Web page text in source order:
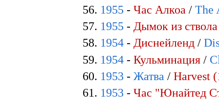
1955 -Час Алкоа /The
1955 - Дымок из ствола
1954 - Диснейленд /
1954 -Кульминация /
1953 -Жатва /Harvest
1953 -Час "Юнайтед